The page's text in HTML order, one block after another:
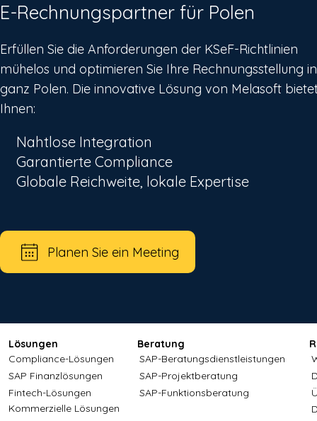
E-Rechnungspartner für Polen
Erfüllen Sie die Anforderungen der KSeF-Richtlinien
mühelos und optimieren Sie Ihre Rechnungsstellung in
ganz Polen. Die innovative Lösung von Melasoft
Ihnen:
Nahtlose Integration
Garantierte Compliance
Globale Reichweite, lokale Expertise
Planen Sie ein Meeting
Lösungen
Compliance-Lösungen
SAP Finanzlösungen
Fintech-Lösungen
Beratung
SAP-Beratungsdienstleistungen
SAP-Projektberatung
SAP-Funktionsberatung
Kommerzielle Lösungen